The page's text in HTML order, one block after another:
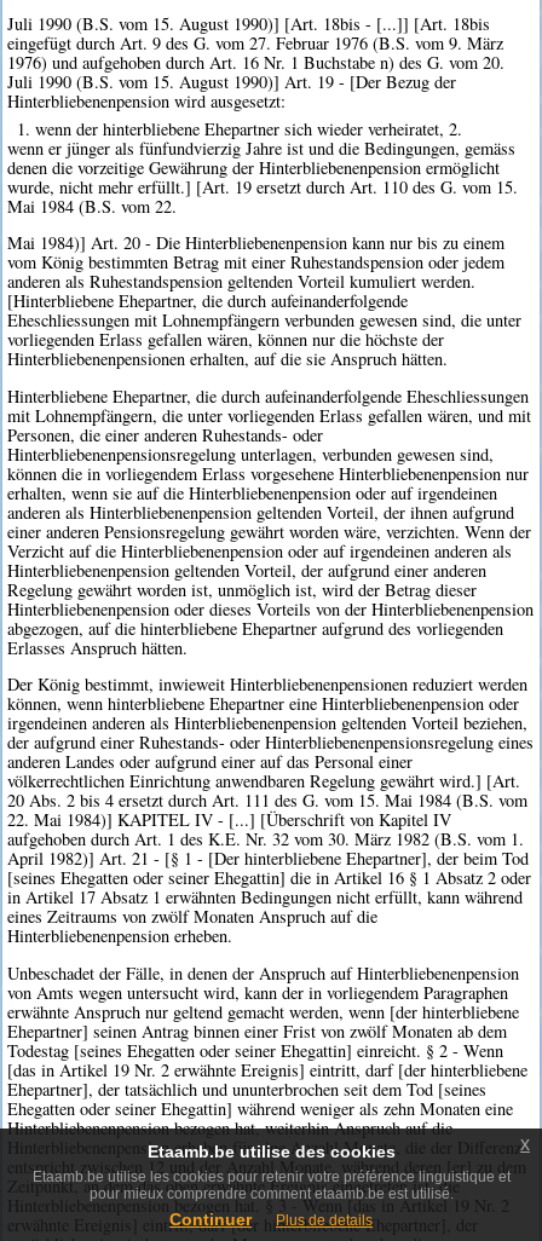
Juli 1990 (B.S. vom 15. August 1990)] [Art. 18bis - [...]] [Art. 18bis
eingefügt durch Art. 9 des G. vom 27. Februar 1976 (B.S. vom 9. März
1976) und aufgehoben durch Art. 16 Nr. 1 Buchstabe n) des G. vom 20.
Juli 1990 (B.S. vom 15. August 1990)] Art. 19 - [Der Bezug der
Hinterbliebenenpension wird ausgesetzt:
1. wenn der hinterbliebene Ehepartner sich wieder verheiratet, 2.
wenn er jünger als fünfundvierzig Jahre ist und die Bedingungen, gemäss
denen die vorzeitige Gewährung der Hinterbliebenenpension ermöglicht
wurde, nicht mehr erfüllt.] [Art. 19 ersetzt durch Art. 110 des G. vom 15.
Mai 1984 (B.S. vom 22.
Mai 1984)] Art. 20 - Die Hinterbliebenenpension kann nur bis zu einem
vom König bestimmten Betrag mit einer Ruhestandspension oder jedem
anderen als Ruhestandspension geltenden Vorteil kumuliert werden.
[Hinterbliebene Ehepartner, die durch aufeinanderfolgende
Eheschliessungen mit Lohnempfängern verbunden gewesen sind, die unter
vorliegenden Erlass gefallen wären, können nur die höchste der
Hinterbliebenenpensionen erhalten, auf die sie Anspruch hätten.
Hinterbliebene Ehepartner, die durch aufeinanderfolgende Eheschliessungen
mit Lohnempfängern, die unter vorliegenden Erlass gefallen wären, und mit
Personen, die einer anderen Ruhestands- oder
Hinterbliebenenpensionsregelung unterlagen, verbunden gewesen sind,
können die in vorliegendem Erlass vorgesehene Hinterbliebenenpension nur
erhalten, wenn sie auf die Hinterbliebenenpension oder auf irgendeinen
anderen als Hinterbliebenenpension geltenden Vorteil, der ihnen aufgrund
einer anderen Pensionsregelung gewährt worden wäre, verzichten. Wenn der
Verzicht auf die Hinterbliebenenpension oder auf irgendeinen anderen als
Hinterbliebenenpension geltenden Vorteil, der aufgrund einer anderen
Regelung gewährt worden ist, unmöglich ist, wird der Betrag dieser
Hinterbliebenenpension oder dieses Vorteils von der Hinterbliebenenpension
abgezogen, auf die hinterbliebene Ehepartner aufgrund des vorliegenden
Erlasses Anspruch hätten.
Der König bestimmt, inwieweit Hinterbliebenenpensionen reduziert werden
können, wenn hinterbliebene Ehepartner eine Hinterbliebenenpension oder
irgendeinen anderen als Hinterbliebenenpension geltenden Vorteil beziehen,
der aufgrund einer Ruhestands- oder Hinterbliebenenpensionsregelung eines
anderen Landes oder aufgrund einer auf das Personal einer
völkerrechtlichen Einrichtung anwendbaren Regelung gewährt wird.] [Art.
20 Abs. 2 bis 4 ersetzt durch Art. 111 des G. vom 15. Mai 1984 (B.S. vom
22. Mai 1984)] KAPITEL IV - [...] [Überschrift von Kapitel IV
aufgehoben durch Art. 1 des K.E. Nr. 32 vom 30. März 1982 (B.S. vom 1.
April 1982)] Art. 21 - [§ 1 - [Der hinterbliebene Ehepartner], der beim Tod
[seines Ehegatten oder seiner Ehegattin] die in Artikel 16 § 1 Absatz 2 oder
in Artikel 17 Absatz 1 erwähnten Bedingungen nicht erfüllt, kann während
eines Zeitraums von zwölf Monaten Anspruch auf die
Hinterbliebenenpension erheben.
Unbeschadet der Fälle, in denen der Anspruch auf Hinterbliebenenpension
von Amts wegen untersucht wird, kann der in vorliegendem Paragraphen
erwähnte Anspruch nur geltend gemacht werden, wenn [der hinterbliebene
Ehepartner] seinen Antrag binnen einer Frist von zwölf Monaten ab dem
Todestag [seines Ehegatten oder seiner Ehegattin] einreicht. § 2 - Wenn
[das in Artikel 19 Nr. 2 erwähnte Ereignis] eintritt, darf [der hinterbliebene
Ehepartner], der tatsächlich und ununterbrochen seit dem Tod [seines
Ehegatten oder seiner Ehegattin] während weniger als zehn Monaten eine
Hinterbliebenenpension bezogen hat, weiterhin Anspruch auf die
Hinterbliebenenpension erheben für eine Anzahl Monate, die der Differenz
entspricht zwischen 12 und der Anzahl Monate, während deren [er] zu dem
Zeitpunkt, an dem das oben erwähnte Ereignis eingetreten ist, die
Hinterbliebenenpension bezogen hat. § 3 - Wenn [das in Artikel 19 Nr. 2
erwähnte Ereignis] eintritt, darf [der hinterbliebene Ehepartner], der
Etaamb.be utilise des cookies
Etaamb.be utilise les cookies pour retenir votre préférence linguistique et
pour mieux comprendre comment etaamb.be est utilisé.
Continuer Plus de details
x